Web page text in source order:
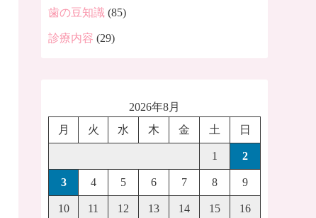
歯の豆知識 (85)
診療内容 (29)
2026年8月
月
火 水 木 金 土 日
1 2
3 4 5 6 7 8 9
10 11 12 13 14 15 16